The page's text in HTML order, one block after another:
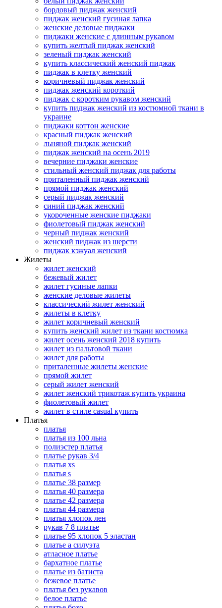
бордовый пиджак женский
пиджак женский гусиная лапка
женские деловые пиджаки
пиджаки женские с длинным рукавом
купить желтый пиджак женский
зеленый пиджак женский
купить классический женский пиджак
пиджак в клетку женский
коричневый пиджак женский
пиджак женский короткий
пиджак с коротким рукавом женский
купить пиджак женский из костюмной ткани в
украине
пиджаки коттон женские
красный пиджак женский
льняной пиджак женский
пиджак женский на осень 2019
вечерние пиджаки женские
стильный женский пиджак для работы
приталенный пиджак женский
прямой пиджак женский
серый пиджак женский
синий пиджак женский
укороченные женские пиджаки
фиолетовый пиджак женский
черный пиджак женский
женский пиджак из шерсти
пиджак кэжуал женский
Жилеты
жилет женский
бежевый жилет
жилет гусиные лапки
женские деловые жилеты
классический жилет женский
жилеты в клетку
жилет коричневый женский
купить женский жилет из ткани костюмка
жилет осень женский 2018 купить
жилет из пальтовой ткани
жилет для работы
приталенные жилеты женские
прямой жилет
серый жилет женский
жилет женский трикотаж купить украина
фиолетовый жилет
жилет в стиле casual купить
Платья
платья
платья из 100 льна
полиэстер платья
платье рукав 3/4
платья xs
платья s
платье 38 размер
платья 40 размера
платье 42 размера
платья 44 размера
платья хлопок лен
рукав 7 8 платье
платье 95 хлопок 5 эластан
платье а силуэта
атласное платье
бархатное платье
платье из батиста
бежевое платье
платья без рукавов
белое платье